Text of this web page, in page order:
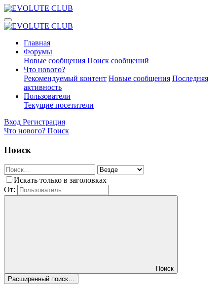
Главная
Форумы
Новые сообщения Поиск сообщений
Что нового?
Рекомендуемый контент Новые сообщения Последняя
активность
Пользователи
Текущие посетители
Вход Регистрация
Что нового? Поиск
Поиск
Искать только в заголовках
От:
Поиск
Расширенный поиск…